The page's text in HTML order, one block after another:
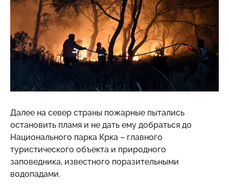
Далее на север страны пожарные пытались
остановить пламя и не дать ему добраться до
Национального парка Крка – главного
туристического объекта и природного
заповедника, известного поразительными
водопадами.